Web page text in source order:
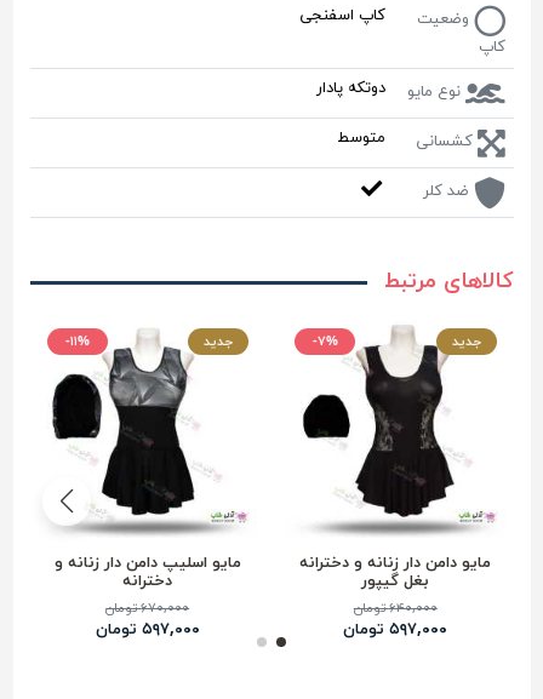
وضعیت
کاپ
کاپ اسفنجی
نوع مایو دوتکه پادار
کشسانی متوسط
ضد کلر
کالاهای مرتبط
جدید -۷%
مایو دامن دار زنانه و دخترانه
بغل گیپور
۶۴۰,۰۰۰ تومان
۵۹۷,۰۰۰ تومان
جدید -۱۱%
مایو اسلیپ دامن دار زنانه و
دخترانه
۶۷۰,۰۰۰ تومان
۵۹۷,۰۰۰ تومان